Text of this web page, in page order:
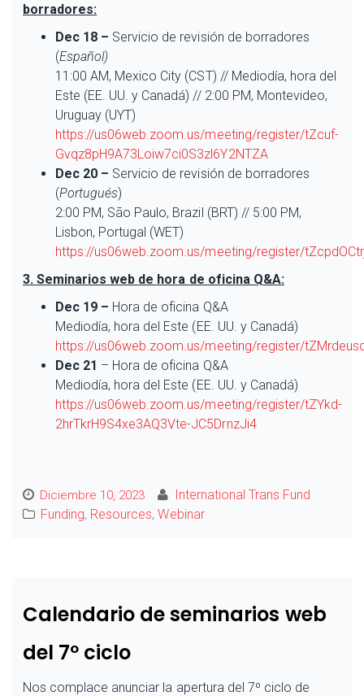
borradores:
Dec 18 – Servicio de revisión de borradores
(Español)
11:00 AM, Mexico City (CST) // Mediodía, hora del
Este (EE. UU. y Canadá) // 2:00 PM, Montevideo,
Uruguay (UYT)
https://us06web.zoom.us/meeting/register/tZcuf-
Gvqz8pH9A73Loiw7ci0S3zl6Y2NTZA
Dec 20 – Servicio de revisión de borradores
(Portugués)
2:00 PM, São Paulo, Brazil (BRT) // 5:00 PM,
Lisbon, Portugal (WET)
https://us06web.zoom.us/meeting/register/
3. Seminarios web de hora de oficina Q&A:
Dec 19 – Hora de oficina Q&A
Mediodía, hora del Este (EE. UU. y Canadá)
https://us06web.zoom.us/meeting/register/
Dec 21 – Hora de oficina Q&A
Mediodía, hora del Este (EE. UU. y Canadá)
https://us06web.zoom.us/meeting/register/tZYkd-
2hrTkrH9S4xe3AQ3Vte-JC5DrnzJi4
Diciembre 10, 2023
International Trans Fund
Funding, Resources,Webinar
Calendario de seminarios web
del 7º ciclo
Nos complace anunciar la apertura del 7º ciclo de